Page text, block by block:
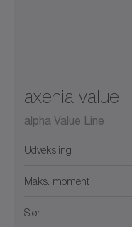
axenia value
alpha Value Line
Udveksling
Maks. moment
Slør